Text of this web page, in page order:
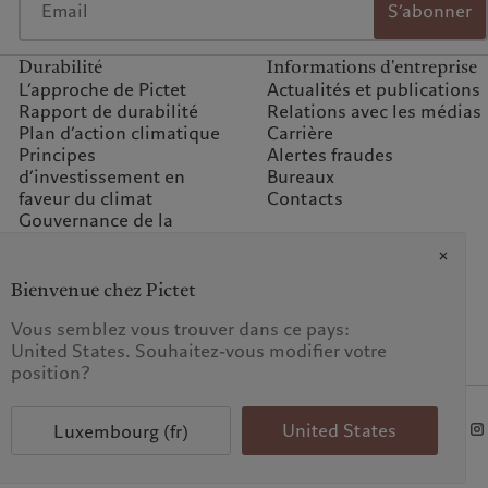
S’abonner
Durabilité
L’approche de Pictet
Rapport de durabilité
Plan d’action climatique
Principes
d’investissement en
faveur du climat
Gouvernance de la
pour nos activités
Fondation du groupe
Pictet
Prix Pictet
Informations d'entreprise
Actualités et publications
Relations avec les médias
Carrière
Alertes fraudes
Bureaux
Contacts
Bienvenue chez Pictet
Vous semblez vous trouver dans ce pays:
United States. Souhaitez-vous modifier votre
position?
Luxembourg (fr) United States